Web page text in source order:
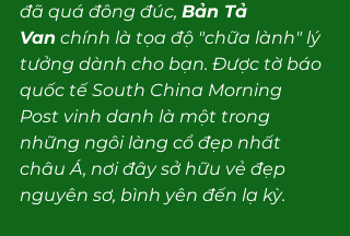
đã quá đông đúc, Bản Tả
Van chính là tọa độ "chữa lành" lý
tưởng dành cho bạn. Được tờ báo
quốc tế South China Morning
Post vinh danh là một trong
những ngôi làng cổ đẹp nhất
châu Á, nơi đây sở hữu vẻ đẹp
nguyên sơ, bình yên đến lạ kỳ.